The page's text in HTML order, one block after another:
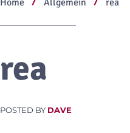
Home Allgemein rea
rea
POSTED BY DAVE